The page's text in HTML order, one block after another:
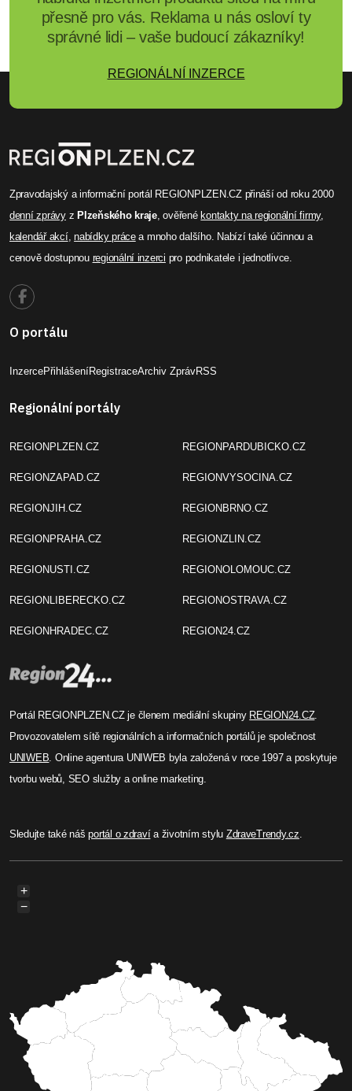
přesně pro vás. Reklama u nás osloví ty
správné lidi – vaše budoucí zákazníky!
REGIONÁLNÍ INZERCE
Zpravodajský a informační portál REGIONPLZEN.CZ přináší od roku 2000
denní zprávyz Plzeňského kraje, ověřené kontakty na regionální firmy,
kalendář akcí,nabídky prácea mnoho dalšího. Nabízí také účinnou a
cenově dostupnou regionální inzerci pro podnikatele i jednotlivce.
O portálu
InzercePřihlášeníRegistraceArchiv ZprávRSS
Regionální portály
REGIONPLZEN.CZ
REGIONZAPAD.CZ
REGIONJIH.CZ
REGIONPRAHA.CZ
REGIONUSTI.CZ
REGIONLIBERECKO.CZ
REGIONHRADEC.CZ
REGIONPARDUBICKO.CZ
REGIONVYSOCINA.CZ
REGIONBRNO.CZ
REGIONZLIN.CZ
REGIONOLOMOUC.CZ
REGIONOSTRAVA.CZ
REGION24.CZ
Portál REGIONPLZEN.CZ je členem mediální skupiny REGION24.CZ.
Provozovatelem sítě regionálních a informačních portálů je společnost
UNIWEB. Online agentura UNIWEB byla založená v roce 1997 a poskytuje
tvorbu webů, SEO služby a online marketing.
Sledujte také nášportál o zdravía životním stylu ZdraveTrendy.cz.
+
−